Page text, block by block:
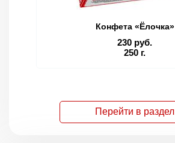
Конфета «Ёлочка»
230 руб.
250 г.
Перейти в раздел